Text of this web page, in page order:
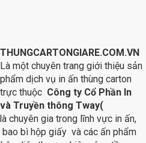
THUNGCARTONGIARE.COM.VN
Là một chuyên trang giới thiệu sản
phẩm dịch vụ in ấn thùng carton
trực thuộc Công ty Cổ Phần In
và Truyền thông Tway(
chuyên gia trong lĩnh vực in ấn,
bì hộp giấy và các ấn phẩm